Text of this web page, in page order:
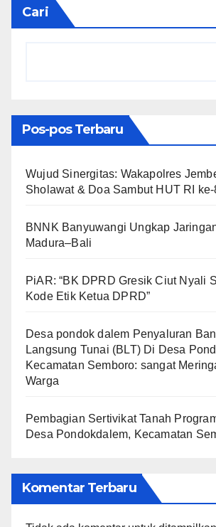
Cari
Pos-pos Terbaru
Wujud Sinergitas: Wakapolres
Sholawat & Doa Sambut HUT RI ke-
BNNK Banyuwangi Ungkap
Madura–Bali
PiAR: “BK DPRD Gresik Ciut Nyali
Kode Etik Ketua DPRD”
Desa pondok dalem Penyaluran
Langsung Tunai (BLT) Di Desa
Kecamatan Semboro: sangat
Warga
Pembagian Sertivikat Tanah
Desa Pondokdalem, Kecamatan
Komentar Terbaru